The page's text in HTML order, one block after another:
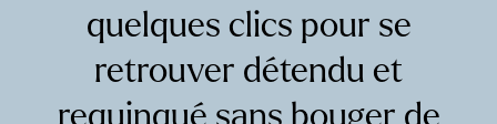
quelques clics pour se
retrouver détendu et
requinqué sans bouger de